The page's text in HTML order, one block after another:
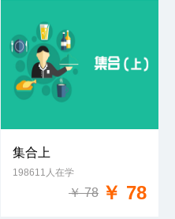
免费试学
集合上
198611人在学
￥ 78 ￥ 78